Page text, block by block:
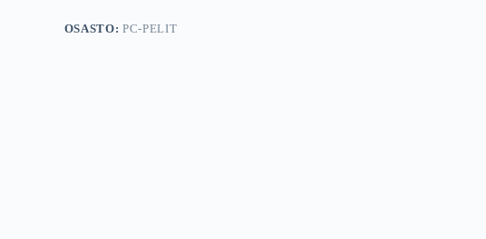
OSASTO: PC-PELIT